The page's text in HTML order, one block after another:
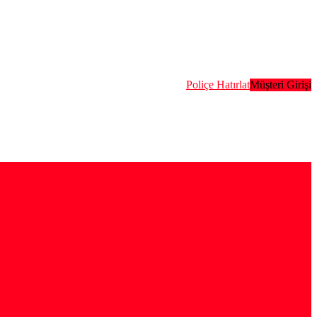
Müşteri Girişi
Poliçe Hatırlat